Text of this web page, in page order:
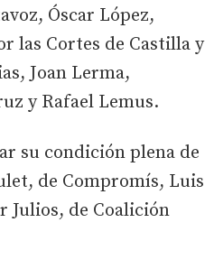
Óscar López,
las Cortes de Castilla y
Joan Lerma,
y Rafael Lemus.
su condición plena de
de Compromís, Luis
Julios, de Coalición